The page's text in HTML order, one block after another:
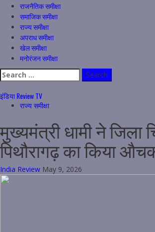
Primary
Menu
राजनैतिक समीक्षा
समाजिक समीक्षा
राज्य समीक्षा
अपराध समीक्षा
खेल समीक्षा
मनोरंजन समीक्षा
Search
for:
इंडिया Review TV
राज्य समीक्षा
मुख्यमंत्री धामी ने जिला
पिथौरागढ़ का किया
India Review May 9, 2026